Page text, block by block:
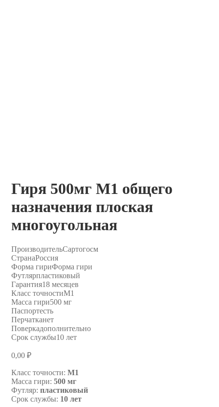
Гиря 500мг M1 общего
назначения плоская
многоугольная
ПроизводительСартогосм
СтранаРоссия
Форма гириФорма гири
Футлярпластиковый
Гарантия18 месяцев
Класс точностиM1
Масса гири500 мг
Паспортесть
Перчатканет
Поверкадополнительно
Срок службы10 лет
0,00 ₽
Класс точности: M1
Масса гири: 500 мг
Футляр: пластиковый
Срок службы: 10 лет